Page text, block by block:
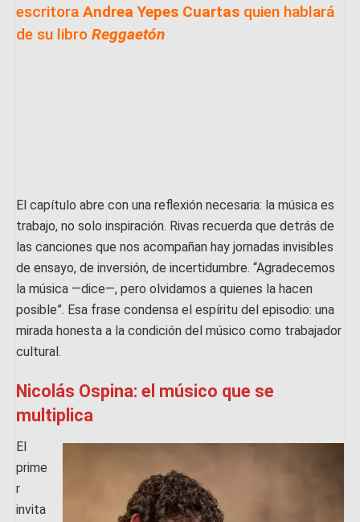
escritora Andrea Yepes Cuartas quien hablará
de su libro Reggaetón
El capítulo abre con una reflexión necesaria: la música es
trabajo, no solo inspiración. Rivas recuerda que detrás de
las canciones que nos acompañan hay jornadas invisibles
de ensayo, de inversión, de incertidumbre. “Agradecemos
la música —dice—, pero olvidamos a quienes la hacen
posible”. Esa frase condensa el espíritu del episodio: una
mirada honesta a la condición del músico como trabajador
cultural.
Nicolás Ospina: el músico que se
multiplica
El
prime
r
invita